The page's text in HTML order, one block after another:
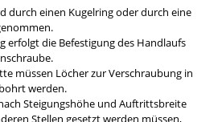
durch einen Kugelring oder durch eine
erfolgt die Befestigung des Handlaufs
müssen Löcher zur Verschraubung in
werden.
Steigungshöhe und Auftrittsbreite
Stellen gesetzt werden müssen,